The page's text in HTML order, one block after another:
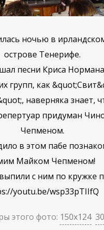
ночью в
острове Тенерифе.
песни Криса
групп, как
наверняка знает,
придуман
Чепменом.
в этом пабе
Майком Чепменом!
с ним по кружке
youtu.be/wsp33pTIIfQ
этого фото: 150x124